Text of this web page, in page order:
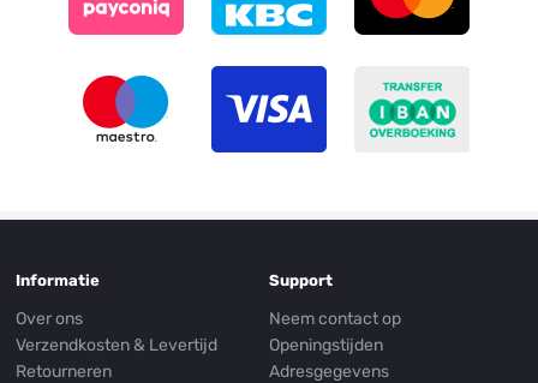
Informatie
Over ons
Verzendkosten & Levertijd
Retourneren
Support
Neem contact op
Openingstijden
Adresgegevens